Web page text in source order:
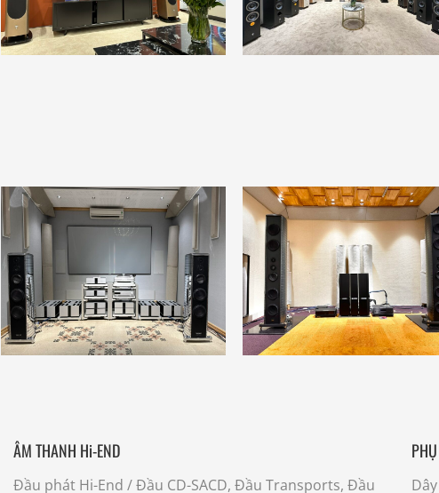
ÂM THANH Hi-END
Đầu phát Hi-End / Đầu CD-SACD, Đầu Transports, Đầu